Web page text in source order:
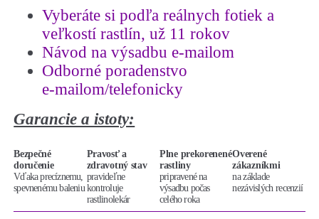
Vyberáte si podľa reálnych fotiek a
veľkostí rastlín, už 11 rokov
Návod na výsadbu e-mailom
Odborné poradenstvo
e-mailom/telefonicky
Garancie a istoty:
Bezpečné
doručenie
Vďaka precíznemu,
spevnenému baleniu
Pravosť a
zdravotný stav
pravideľne
kontroluje
rastlinolekár
Plne prekorenené
rastliny
pripravené na
výsadbu počas
celého roka
Overené
zákazníkmi
na základe
nezávislých recenzií